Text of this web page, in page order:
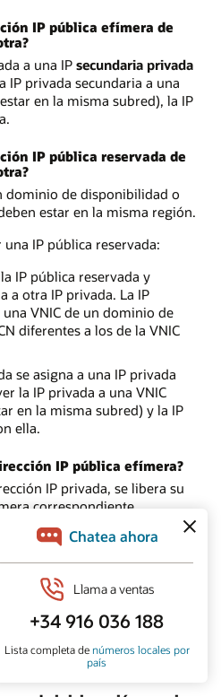
IP pública efímera de
a una IP secundaria privada
IP privada secundaria a una
en la misma subred), la IP
IP pública reservada de
dominio de disponibilidad o
estar en la misma región.
IP pública reservada:
IP pública reservada y
a otra IP privada. La IP
VNIC de un dominio de
diferentes a los de la VNIC
se asigna a una IP privada
la IP privada a una VNIC
en la misma subred) y la IP
ella.
IP pública efímera?
IP privada, se libera su
correspondiente.
secundaria, se liberan las
correspondientes.
se liberan las
correspondientes.
reinicia la instancia, no hay
IP públicas efímeras